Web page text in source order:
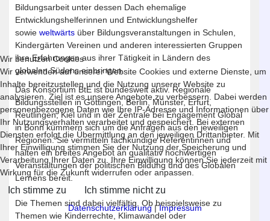
Bildungsarbeit unter dessen Dach ehemalige
Entwicklungshelferinnen und Entwicklungshelfer
sowie weltwärts über Bildungsveranstaltungen in Schulen,
Kindergärten Vereinen und anderen interessierten Gruppen
ihre Erfahrungen aus ihrer Tätigkeit in Ländern des
globalen Südens einbringen.
Das Konsortium BtE ist bundesweit aktiv. Regionale
Bildungsstellen in Göttingen, Berlin, Münster, Erfurt,
Reutlingen, Kiel und in der Zentrale bei Engagement Global
in Bonn kümmern sich um die Anfragen aus den jeweiligen
Regionen. Sie vermitteln fachkundige Referentinnen und
halten ein breites Angebot an qualitativ hochwertigen
Veranstaltungen der politischen Bildung und des Globalen
Lernens bereit.
Die Themen sind dabei vielfältig. Ob beispielsweise zu
Themen wie Kinderrechte, Klimawandel oder
Wir benutzen Cookies
Wir verwenden auf unserer Website Cookies und externe Dienste, um
Inhalte bereitzustellen und die Nutzung unserer Website zu
analysieren. Ziel ist es unsere Angebote zu verbessern. Dabei werden
personenbezogene Daten wie Ihre IP-Adresse und Informationen über
Ihr Nutzungsverhalten verarbeitet und gespeichert. Bei externen
Diensten erfolgt die Übermittlung an den jeweiligen Drittanbieter. Mit
Ihrer Einwilligung stimmen Sie der Nutzung der Speicherung und
Verarbeitung Ihrer Daten zu. Ihre Einwilligung können Sie jederzeit mit
Wirkung für die Zukunft widerrufen oder anpassen.
Ich stimme zu Ich stimme nicht zu
Datenschutzerklärung|Impressum